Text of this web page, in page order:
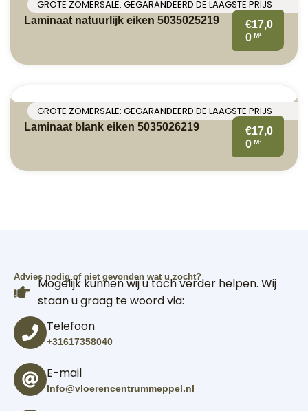
GROTE ZOMERSALE: GEGARANDEERD DE LAAGSTE PRIJS
Laminaat natuurlijk eiken 5035025219
€17,0
0 M²
GROTE ZOMERSALE: GEGARANDEERD DE LAAGSTE PRIJS
Laminaat blank eiken 5035026219
€17,0
0 M²
Advies nodig of niet gevonden wat u zocht?
Mogelijk kunnen wij u toch verder helpen. Wij
staan u graag te woord via:
Telefoon
+31617358040
E-mail
Info@vloerencentrummeppel.nl